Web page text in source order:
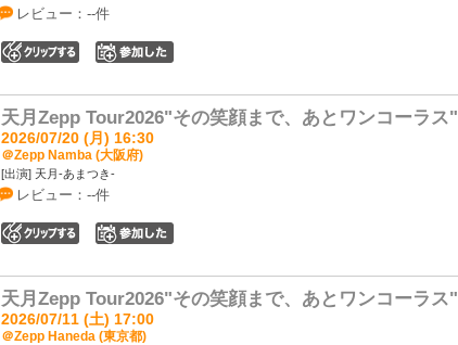
レビュー：--件
天月Zepp Tour2026"その笑顔まで、あとワンコーラス"
2026/07/20 (月) 16:30
＠Zepp Namba (大阪府)
[出演] 天月-あまつき-
レビュー：--件
天月Zepp Tour2026"その笑顔まで、あとワンコーラス"
2026/07/11 (土) 17:00
＠Zepp Haneda (東京都)